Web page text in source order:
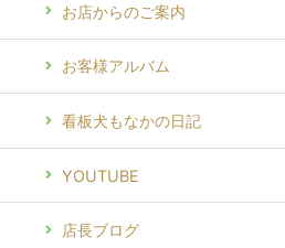
お店からのご案内
お客様アルバム
看板犬もなかの日記
YOUTUBE
店長ブログ